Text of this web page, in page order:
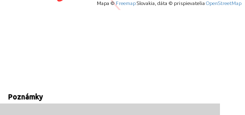
Mapa ©FreemapSlovakia, dáta © prispievatelia OpenStreetMap
Poznámky